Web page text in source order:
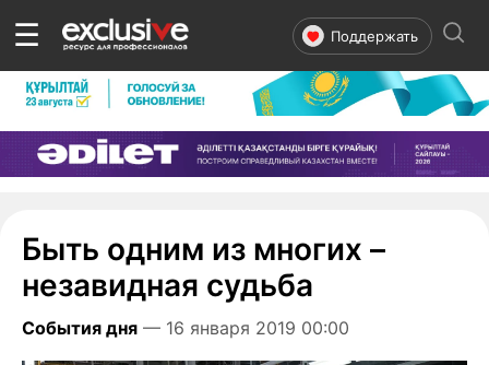
☰ Поддержать
Быть одним из многих –
незавидная судьба
События дня — 16 января 2019 00:00